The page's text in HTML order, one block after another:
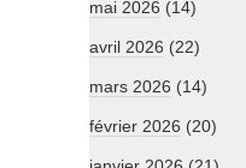
mai 2026 (14)
avril 2026 (22)
mars 2026 (14)
février 2026 (20)